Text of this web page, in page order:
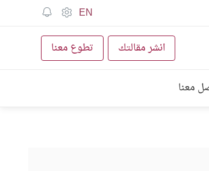
EN
انشر مقالتك تطوع معنا
معنا